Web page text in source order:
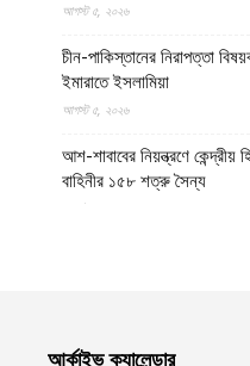
আগস্ট ৫, ২০২৬
চীন-পাকিস্তানের নিরাপত্তা
ইমারাতে ইসলামিয়া
আগস্ট ৫, ২০২৬
আশ-শাবাবের নিয়ন্ত্রণে
বাহিনীর ১৫৮ শত্রু সৈন্য
আগস্ট ৫, ২০২৬
ঢাকেশ্বরী মন্দিরে সমকামী বিয়ের
আর্কাইভ ক্যালেন্ডার